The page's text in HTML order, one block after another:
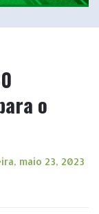
o
maio 23, 2023